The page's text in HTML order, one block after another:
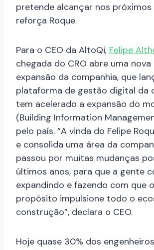
pretende alcançar nos próximos
reforça Roque.
Para o CEO da AltoQi, Felipe
chegada do CRO abre uma
expansão da companhia, que
plataforma de gestão digital da
tem acelerado a expansão do
(Building Information
pelo país. “A vinda do Felipe
e consolida uma área da
passou por muitas mudanças
últimos anos, para que a gente
expandindo e fazendo com que
propósito impulsione todo o
construção”, declara o CEO.
Hoje quase 30% dos